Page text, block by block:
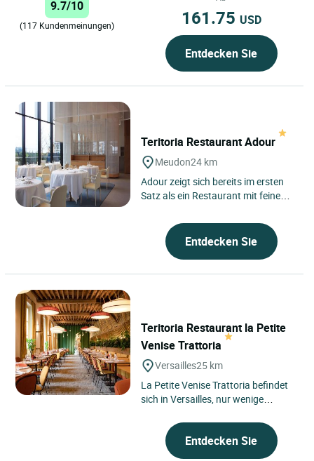
9.7/10
(117 Kundenmeinungen) 161.75 USD
Entdecken Sie
Teritoria Restaurant Adour
Meudon24 km
Adour zeigt sich bereits im ersten
Satz als ein Restaurant mit feinem
gelegen in Meudon, auf...
Entdecken Sie
Teritoria Restaurant la Petite
Venise Trattoria
Versailles25 km
La Petite Venise Trattoria befindet
sich in Versailles, nur wenige
eingebettet in das Gelände...
Entdecken Sie